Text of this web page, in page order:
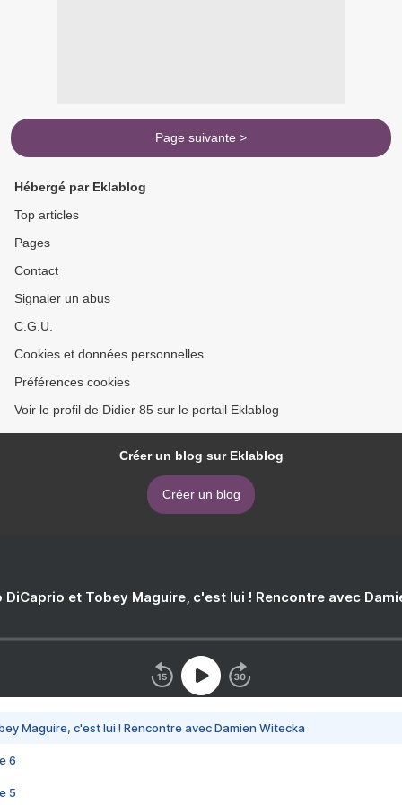
Page suivante >
Hébergé par Eklablog
Top articles
Pages
Contact
Signaler un abus
C.G.U.
Cookies et données personnelles
Préférences cookies
Voir le profil de Didier 85 sur le portail Eklablog
Créer un blog sur Eklablog
Créer un blog
DiCaprio et Tobey Maguire, c'est lui ! Rencontre avec
Maguire, c'est lui ! Rencontre avec Damien Witecka
6
5